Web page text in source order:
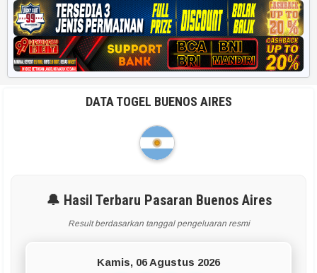
DATA TOGEL BUENOS AIRES
🔔 Hasil Terbaru Pasaran Buenos Aires
Result berdasarkan tanggal pengeluaran resmi
Kamis, 06 Agustus 2026